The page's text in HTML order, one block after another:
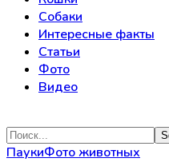
Собаки
Интересные факты
Статьи
Фото
Видео
ПаукиФото животных